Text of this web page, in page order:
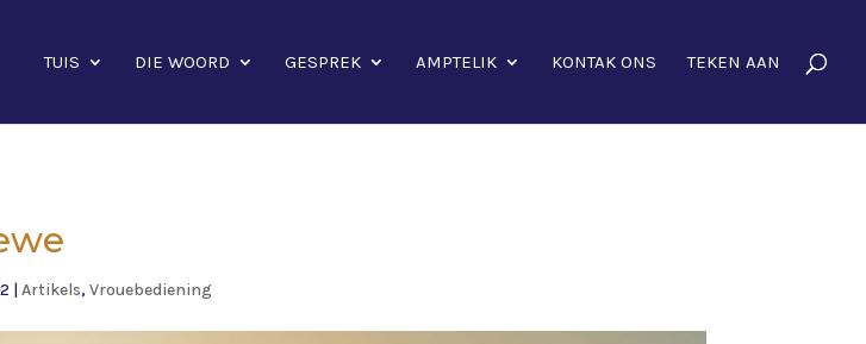
TUIS DIE WOORD GESPREK AMPTELIK KONTAK ONS TEKEN AAN
|Artikels,Vrouebediening